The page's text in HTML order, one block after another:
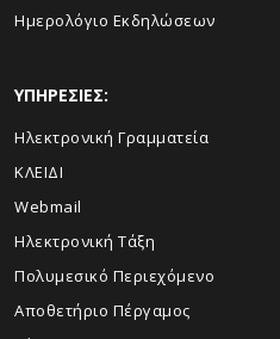
Ημερολόγιο Εκδηλώσεων
ΥΠΗΡΕΣΙΕΣ:
Ηλεκτρονική Γραμματεία
ΚΛΕΙΔΙ
Webmail
Ηλεκτρονική Τάξη
Πολυμεσικό Περιεχόμενο
Αποθετήριο Πέργαμος